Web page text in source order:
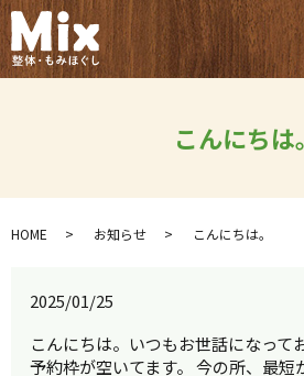
こんにちは。
HOME お知らせ こんにちは。
2025/01/25
こんにちは。いつもお世話になって
予約枠が空いてます。 今の所、最短